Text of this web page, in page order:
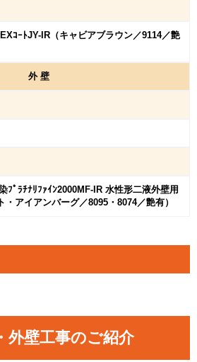
ｺｰﾄJY-IR（キャビアブラウン／9114／艶
外 壁
ﾌﾟﾗﾁﾅﾘﾌｧｲﾝ2000MF-IR 水性形二液外壁用
アイアンバーグ／8095・8074／艶有）
外壁工事のご紹介